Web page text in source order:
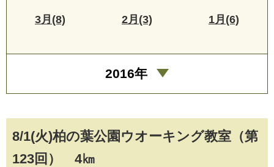
8/1(火)柏の葉公園ウオーキング教室（第
123回） 4㎞
3月(8) 2月(3) 1月(6)
2016年